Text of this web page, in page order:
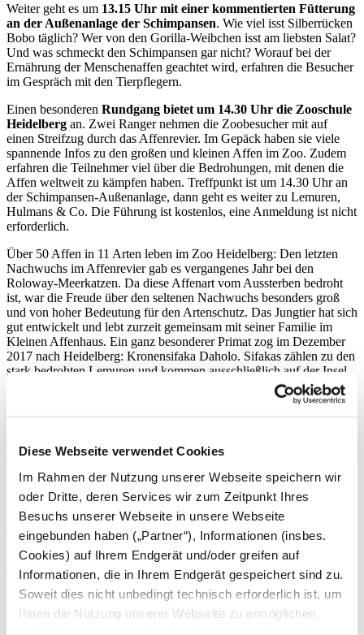
Diese Webseite verwendet Cookies
Im Rahmen der Nutzung unserer Webseite speichern wir
oder Dritte, deren Services wir zum Zeitpunkt Ihres
Besuchs unserer Webseite in unsere Webseite
eingebunden haben („Partner“), Informationen (insbes.
Cookies) auf Ihrem Endgerät und/oder greifen auf
Informationen, die in Ihrem Endgerät gespeichert sind zu.
Soweit dies nicht unbedingt technisch erforderlich ist, um
Ihnen die Nutzung unserer Webseite zu ermöglichen,
Weiter geht es um 13.15 Uhr mit einer kommentierten Fütterung
an der Außenanlage der Schimpansen. Wie viel isst Silberrücken
Bobo täglich? Wer von den Gorilla-Weibchen isst am liebsten Salat?
Und was schmeckt den Schimpansen gar nicht? Worauf bei der
Ernährung der Menschenaffen geachtet wird, erfahren die Besucher
im Gespräch mit den Tierpflegern.
Einen besonderen Rundgang bietet um 14.30 Uhr die Zooschule
Heidelberg an. Zwei Ranger nehmen die Zoobesucher mit auf
einen Streifzug durch das Affenrevier. Im Gepäck haben sie viele
spannende Infos zu den großen und kleinen Affen im Zoo. Zudem
erfahren die Teilnehmer viel über die Bedrohungen, mit denen die
Affen weltweit zu kämpfen haben. Treffpunkt ist um 14.30 Uhr an
der Schimpansen-Außenanlage, dann geht es weiter zu Lemuren,
Hulmans & Co. Die Führung ist kostenlos, eine Anmeldung ist nicht
erforderlich.
Über 50 Affen in 11 Arten leben im Zoo Heidelberg: Den letzten
Nachwuchs im Affenrevier gab es vergangenes Jahr bei den
Roloway-Meerkatzen. Da diese Affenart vom Aussterben bedroht
ist, war die Freude über den seltenen Nachwuchs besonders groß
und von hoher Bedeutung für den Artenschutz. Das Jungtier hat sich
gut entwickelt und lebt zurzeit gemeinsam mit seiner Familie im
Kleinen Affenhaus. Ein ganz besonderer Primat zog im Dezember
2017 nach Heidelberg: Kronensifaka Daholo. Sifakas zählen zu den
stark bedrohten Lemuren und kommen ausschließlich auf der Insel
Madagaskar vor. Daholo lebt gemeinsam mit den beiden Kattas
Bato und Rambo, ebenfalls Lemuren, auf einer Anlage. Im Juli 2018
wurde ihr neues Außengehege eröffnet. Dort ist das Trio für
noch mehr über die Affen im Zoo Heidelberg erfahren möchte,
sollte diesen Thementag auf keinen Fall verpassen.
Veröffentlichung: 29.08.2018
Pressemitteilung als PDF zum Download
(pdf - 178.17 kb)
Download
Archiv
2026